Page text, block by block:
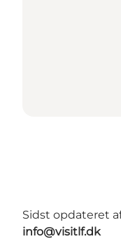
Sidst opdateret
info@visitlf.dk